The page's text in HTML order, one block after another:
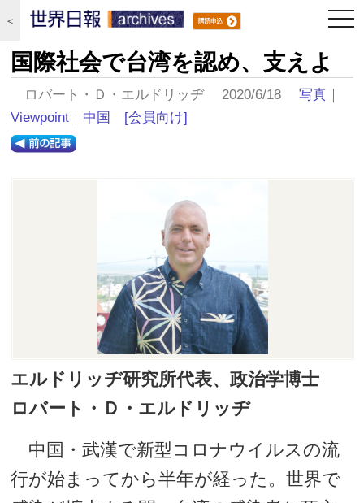
＜
国際社会で台湾を認め、支えよ
ロバート・Ｄ・エルドリッヂ 2020/6/18写真 ｜
Viewpoint ｜ 中国 [会員向け]
エルドリッヂ研究所代表、政治学博士
ロバート・Ｄ・エルドリッヂ
中国・武漢で新型コロナウイルスの流
行が始まってから半年が経った。世界で